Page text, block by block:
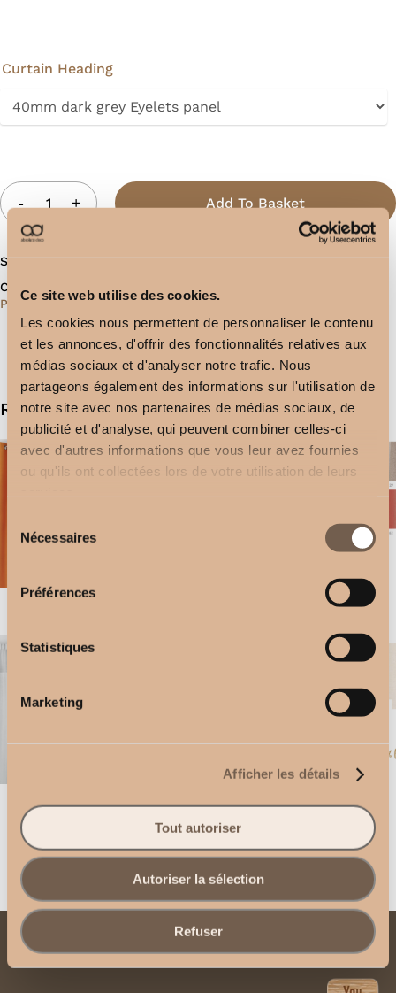
Ce site web utilise des cookies.
Les cookies nous permettent de personnaliser le contenu
et les annonces, d'offrir des fonctionnalités relatives aux
médias sociaux et d'analyser notre trafic. Nous
partageons également des informations sur l'utilisation de
notre site avec nos partenaires de médias sociaux, de
publicité et d'analyse, qui peuvent combiner celles-ci
avec d'autres informations que vous leur avez fournies
ou qu'ils ont collectées lors de votre utilisation de leurs
Nécessaires
Préférences
Statistiques
Marketing
Afficher les détails
Tout autoriser
Autoriser la sélection
Refuser
Curtain Heading
Add To Basket
SKU:1922
Categories:
Polyester Curtains,Eyelet head
Related products
Lin Lavé Curtain
POLYESTER & LIN Curtain PURE LIN curtain
Contact us